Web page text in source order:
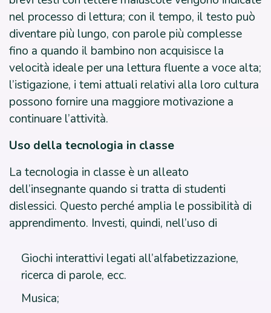
nel processo di lettura; con il tempo, il testo può
diventare più lungo, con parole più complesse
fino a quando il bambino non acquisisce la
velocità ideale per una lettura fluente a voce alta;
l’istigazione, i temi attuali relativi alla loro cultura
possono fornire una maggiore motivazione a
continuare l’attività.
Uso della tecnologia in classe
La tecnologia in classe è un alleato
dell’insegnante quando si tratta di studenti
dislessici. Questo perché amplia le possibilità di
apprendimento. Investi, quindi, nell’uso di
Giochi interattivi legati all’alfabetizzazione,
ricerca di parole, ecc.
Musica;